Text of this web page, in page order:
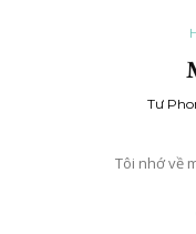
Tư
Tôi nhớ về